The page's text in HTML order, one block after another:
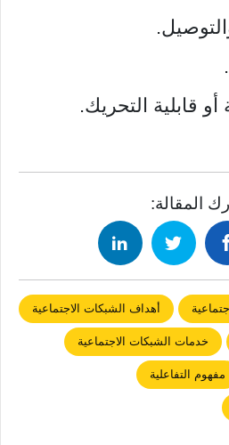
قابلية التحريك.
المقالة:
أهداف الشبكات الاجتماعية
خدمات الشبكات الاجتماعية
مفهوم التفاعلية